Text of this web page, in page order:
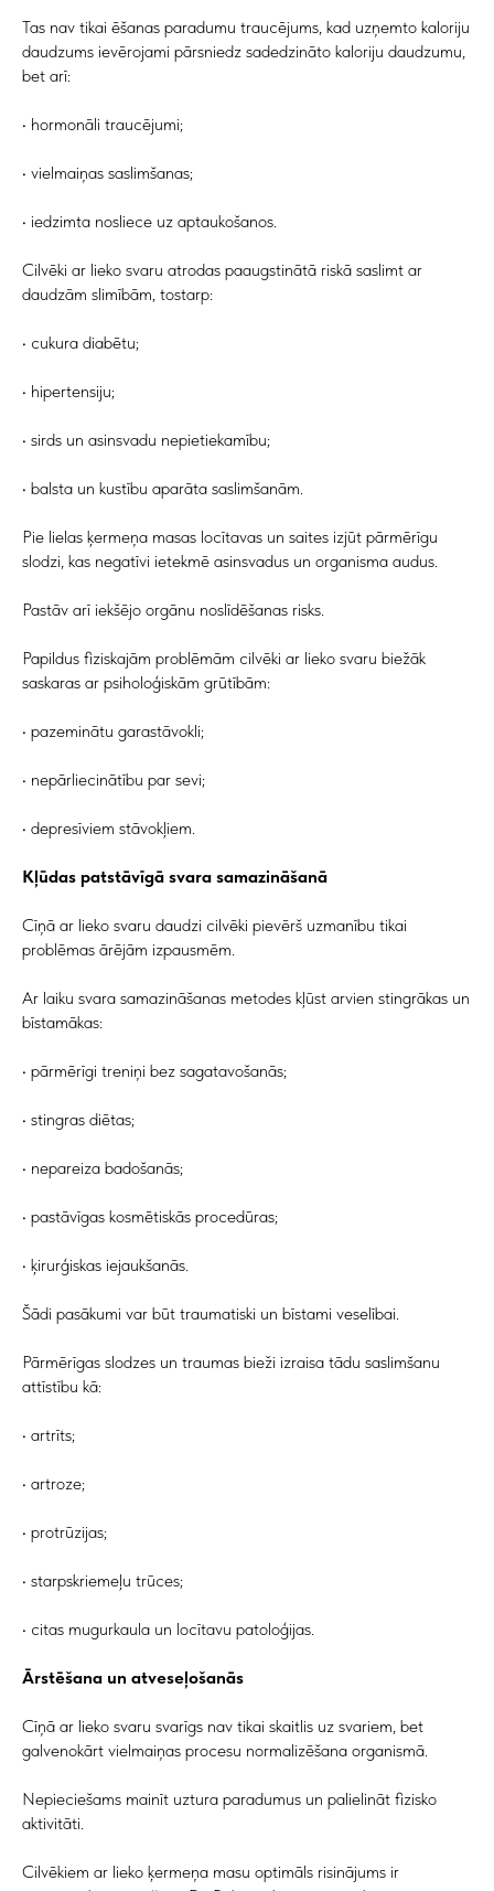
Tas nav tikai ēšanas paradumu traucējums, kad uzņemto kaloriju
daudzums ievērojami pārsniedz sadedzināto kaloriju daudzumu,
bet arī:
• hormonāli traucējumi;
• vielmaiņas saslimšanas;
• iedzimta nosliece uz aptaukošanos.
Cilvēki ar lieko svaru atrodas paaugstinātā riskā saslimt ar
daudzām slimībām, tostarp:
• cukura diabētu;
• hipertensiju;
• sirds un asinsvadu nepietiekamību;
• balsta un kustību aparāta saslimšanām.
Pie lielas ķermeņa masas locītavas un saites izjūt pārmērīgu
slodzi, kas negatīvi ietekmē asinsvadus un organisma audus.
Pastāv arī iekšējo orgānu noslīdēšanas risks.
Papildus fiziskajām problēmām cilvēki ar lieko svaru biežāk
saskaras ar psiholoģiskām grūtībām:
• pazeminātu garastāvokli;
• nepārliecinātību par sevi;
• depresīviem stāvokļiem.
Kļūdas patstāvīgā svara samazināšanā
Cīņā ar lieko svaru daudzi cilvēki pievērš uzmanību tikai
problēmas ārējām izpausmēm.
Ar laiku svara samazināšanas metodes kļūst arvien stingrākas un
bīstamākas:
• pārmērīgi treniņi bez sagatavošanās;
• stingras diētas;
• nepareiza badošanās;
• pastāvīgas kosmētiskās procedūras;
• ķirurģiskas iejaukšanās.
Šādi pasākumi var būt traumatiski un bīstami veselībai.
Pārmērīgas slodzes un traumas bieži izraisa tādu saslimšanu
attīstību kā:
• artrīts;
• artroze;
• protrūzijas;
• starpskriemeļu trūces;
• citas mugurkaula un locītavu patoloģijas.
Ārstēšana un atveseļošanās
Cīņā ar lieko svaru svarīgs nav tikai skaitlis uz svariem, bet
galvenokārt vielmaiņas procesu normalizēšana organismā.
Nepieciešams mainīt uztura paradumus un palielināt fizisko
aktivitāti.
Cilvēkiem ar lieko ķermeņa masu optimāls risinājums ir